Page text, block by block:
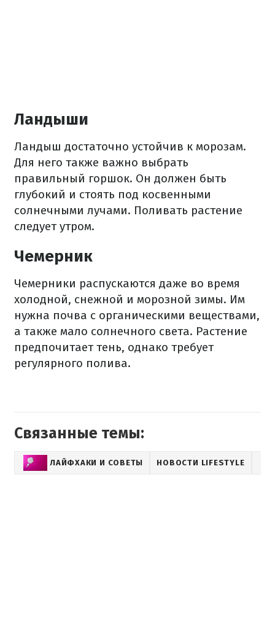
Ландыши
Ландыш достаточно устойчив к морозам.
Для него также важно выбрать
правильный горшок. Он должен быть
глубокий и стоять под косвенными
солнечными лучами. Поливать растение
следует утром.
Чемерник
Чемерники распускаются даже во время
холодной, снежной и морозной зимы. Им
нужна почва с органическими веществами,
а также мало солнечного света. Растение
предпочитает тень, однако требует
регулярного полива.
Связанные темы:
ЛАЙФХАКИ И СОВЕТЫ НОВОСТИ LIFESTYLE